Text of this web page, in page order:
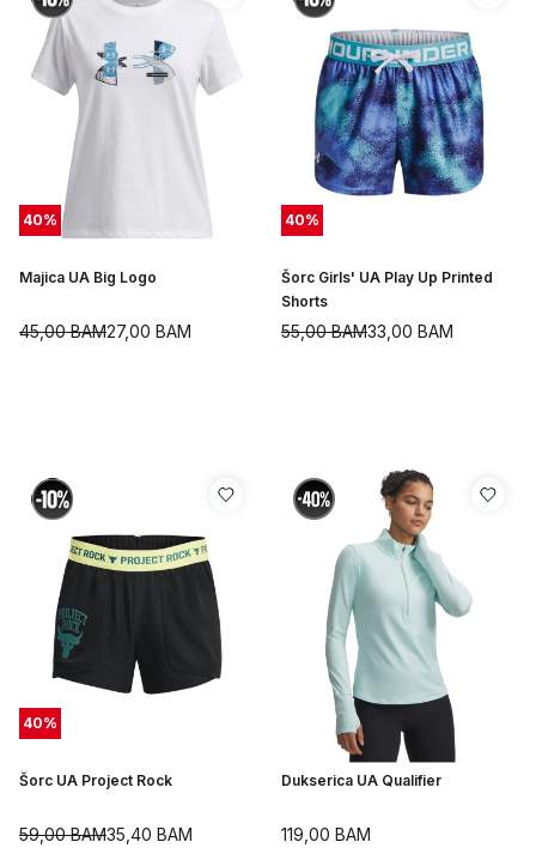
40%
Majica UA Big Logo
27,00 BAM
45,00BAM
40%
Šorc Girls' UA Play Up Printed
Shorts
33,00 BAM
55,00BAM
40%
Šorc UA Project Rock
35,40 BAM
59,00BAM
Dukserica UA Qualifier
119,00 BAM